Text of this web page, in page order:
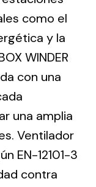
todo tipo
of needs.
como el
y la
WINDER
con una
una amplia
Ventilador
EN-12101-3
contra